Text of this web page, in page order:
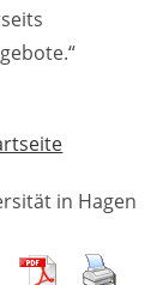
in Hagen